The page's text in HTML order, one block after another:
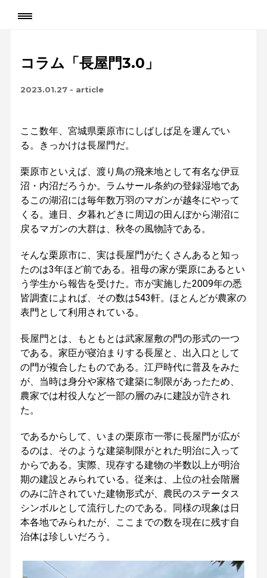
コラム「長屋門3.0」
2023.01.27 - article
ここ数年、宮城県栗原市にしばしば足を運んでい
る。きっかけは長屋門だ。
栗原市といえば、渡り鳥の飛来地として有名な伊豆
沼・内沼だろうか。ラムサール条約の登録湿地であ
るこの湖沼には毎年数万羽のマガンが越冬にやって
くる。連日、夕暮れどきに周辺の田んぼから湖沼に
戻るマガンの大群は、秋冬の風物詩である。
そんな栗原市に、実は長屋門がたくさんあると知っ
たのは3年ほど前である。祖母の家が栗原にあるとい
う学生から報告を受けた。市が実施した2009年の悉
皆調査によれば、その数は543軒。ほとんどが農家の
表門として利用されている。
長屋門とは、もともとは武家屋敷の門の形式の一つ
である。家臣が寝泊まりする長屋と、出入口として
の門が複合したものである。江戸時代に普及をみた
が、当時は身分や家格で建築に制限があったため、
農家では村役人など一部の層のみに建設が許され
た。
であるからして、いまの栗原市一帯に長屋門が広が
るのは、そのような建築制限がとれた明治に入って
からである。実際、現存する建物の半数以上が明治
期の建設とみられている。従来は、上位の社会階層
のみに許されていた建物形式が、農民のステータス
シンボルとして流行したのである。同様の現象は日
本各地でみられたが、ここまでの数を現在に残す自
治体は珍しいだろう。